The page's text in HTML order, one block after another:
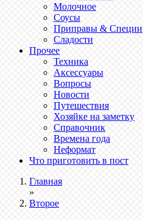
Молочное
Соусы
Приправы & Специи
Сладости
Прочее
Техника
Аксессуары
Вопросы
Новости
Путешествия
Хозяйке на заметку
Справочник
Времена года
Неформат
Что приготовить в пост
Главная
»
Второе